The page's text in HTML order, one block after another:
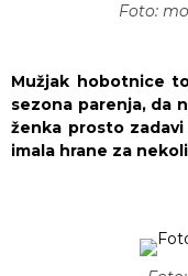
Foto:
Mužjak hobotnice
sezona parenja, da
ženka prosto
imala hrane za